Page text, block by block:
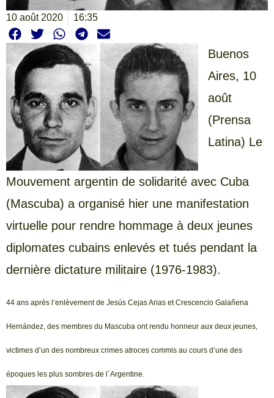
10 août 2020 16:35
Buenos
Aires, 10
août
(Prensa
Latina) Le
Mouvement argentin de solidarité avec Cuba
(Mascuba) a organisé hier une manifestation
virtuelle pour rendre hommage à deux jeunes
diplomates cubains enlevés et tués pendant la
dernière dictature militaire (1976-1983).
44 ans après l’enlèvement de Jesús Cejas Arias et Crescencio Galañena
Hernández, des membres du Mascuba ont rendu honneur aux deux jeunes,
victimes d’un des nombreux crimes atroces commis au cours d’une des
époques les plus sombres de l´Argentine.